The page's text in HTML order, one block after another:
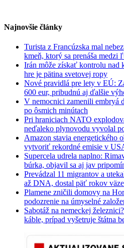
Najnovšie články
Turista z Francúzska mal
kmeň, ktorý sa prenáša medzi
Irán môže získať kontrolu nad
hre je pätina svetovej ropy
Nové pravidlá pre lety v EÚ:
600 eur, pribudnú aj ďalšie
V nemocnici zamenili embryá
po ôsmich minútach
Pri hraniciach NATO
neďaleko plynovodu vyvolal
Amazon stavia energetického
vytvoriť rekordné emisie v
Supercela udrela naplno:
búrka, objavil sa aj jav
Prevádzal 11 migrantov a
až DNA, dostal päť rokov
Plamene zničili domovy na
podozrenie na úmyselné
Sabotáž na nemeckej
káble, prípad vyšetruje štátna